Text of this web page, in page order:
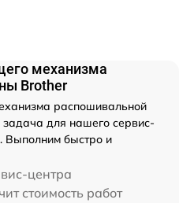
механизма
Brother
распошивальной
для нашего сервис-
Выполним быстро и
центра
стоимость работ